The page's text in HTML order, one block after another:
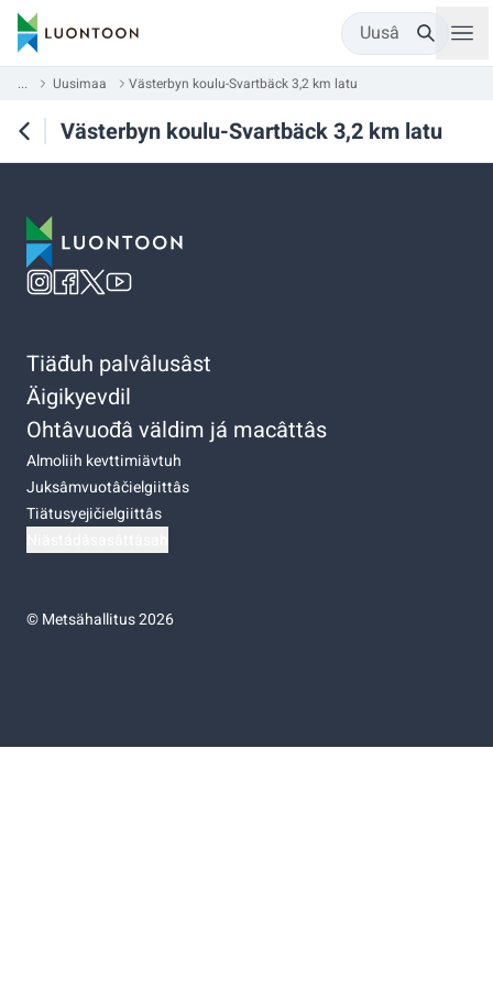
Uusâ
... Uusimaa Västerbyn koulu-Svartbäck 3,2 km latu
Västerbyn koulu-Svartbäck 3,2 km latu
Tiäđuh palvâlusâst
Äigikyevdil
Ohtâvuođâ väldim já macâttâs
Almoliih kevttimiävtuh
Juksâmvuotâčielgiittâs
Tiätusyejičielgiittâs
©Metsähallitus 2026